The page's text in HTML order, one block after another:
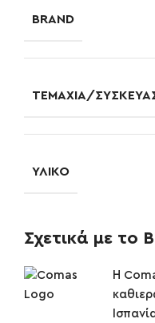
BRAND
ΤΕΜΆΧΙΑ/
ΥΛΙΚΌ
Σχετικά με το
Η